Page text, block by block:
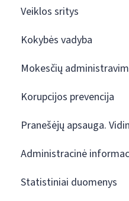
Veiklos sritys
Kokybės vadyba
Mokesčių
Korupcijos prevencija
Pranešėjų apsauga.
Administracinė
Statistiniai duomenys